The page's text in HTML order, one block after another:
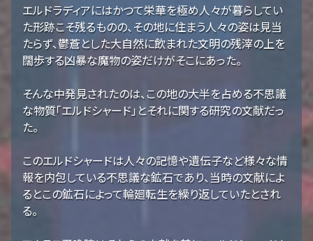
エルドラディアにはかつて栄華を極め人々が暮らしてい
た形跡こそ残るものの、その地に住まう人々の姿は見当
たらず、鬱蒼とした大自然に飲まれた文明の残滓の上を
闊歩する凶暴な魔物の姿だけがそこにあった。
そんな中発見されたのは、この地の大半を占める不思議
な物質「エルドシャード」とそれに関する研究の文献だっ
た。
このエルドシャードは人々の記憶や遺伝子など様々な情
報を内包している不思議な鉱石であり、当時の文献によ
るとこの鉱石によって輪廻転生を繰り返していたとされ
る。